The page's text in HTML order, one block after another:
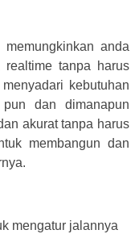
anda
realtime tanpa harus
kebutuhan
dan dimanapun
akurat tanpa harus
membangun dan
mengatur jalannya